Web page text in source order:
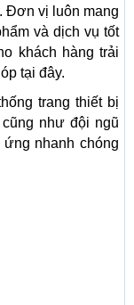
Đơn vị luôn mang
và dịch vụ tốt
khách hàng trải
tại đây.
trang thiết bị
như đội ngũ
nhanh chóng